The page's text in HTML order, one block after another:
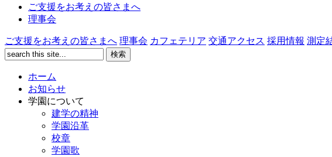
ご支援をお考えの皆さまへ
理事会
ご支援をお考えの皆さまへ 理事会 カフェテリア 交通アクセス 採用情報 測定
ホーム
お知らせ
学園について
建学の精神
学園沿革
校章
学園歌